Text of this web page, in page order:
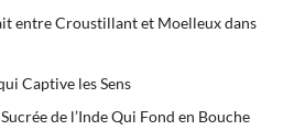
entre Croustillant et Moelleux dans
Captive les Sens
de l’Inde Qui Fond en Bouche